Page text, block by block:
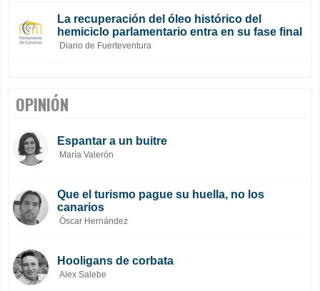
La recuperación del óleo histórico del
hemiciclo parlamentario entra en su fase final
Diario de Fuerteventura
OPINIÓN
Espantar a un buitre
María Valerón
Que el turismo pague su huella, no los
canarios
Óscar Hernández
Hooligans de corbata
Alex Salebe